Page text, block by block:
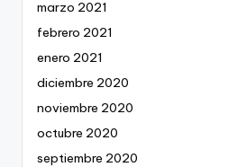
marzo 2021
febrero 2021
enero 2021
diciembre 2020
noviembre 2020
octubre 2020
septiembre 2020